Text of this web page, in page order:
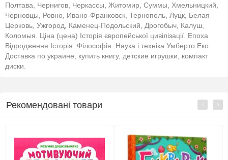
Полтава, Чернигов, Черкассы, Житомир, Суммы, Хмельницкий,
Черновцы, Ровно, Ивано-Франковск, Тернополь, Луцк, Белая
Церковь, Ужгород, Каменец-Подольский, Дрогобыч, Калуш,
Коломыя. Ціна (цена) Історія європейської цивілізації. Епоха
Відродження.Історія. Філософія. Наука і техніка Умберто Еко.
Доставка по украине, купить книгу, детские игрушки, компакт
диски.
Рекомендовані товари